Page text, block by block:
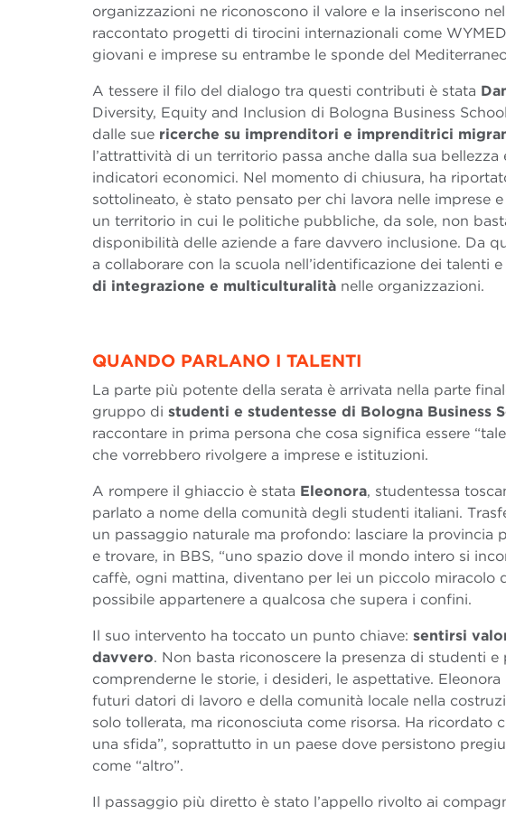
organizzazioni ne riconoscono il valore e la inseriscono
raccontato progetti di tirocini internazionali come
giovani e imprese su entrambe le sponde del
A tessere il filo del dialogo tra questi contributi è stata
Diversity, Equity and Inclusion di Bologna Business
dalle sue ricerche su imprenditori e imprenditrici
l’attrattività di un territorio passa anche dalla sua
indicatori economici. Nel momento di chiusura, ha
sottolineato, è stato pensato per chi lavora nelle imprese
un territorio in cui le politiche pubbliche, da sole, non
disponibilità delle aziende a fare davvero inclusione. Da
a collaborare con la scuola nell’identificazione dei talenti
di integrazione e multiculturalità nelle organizzazioni.
QUANDO PARLANO I TALENTI
La parte più potente della serata è arrivata nella parte
gruppo di studenti e studentesse di Bologna Business
raccontare in prima persona che cosa significa essere
che vorrebbero rivolgere a imprese e istituzioni.
A rompere il ghiaccio è stata Eleonora, studentessa
parlato a nome della comunità degli studenti italiani.
un passaggio naturale ma profondo: lasciare la provincia
e trovare, in BBS, “uno spazio dove il mondo intero si
caffè, ogni mattina, diventano per lei un piccolo miracolo
possibile appartenere a qualcosa che supera i confini.
Il suo intervento ha toccato un punto chiave: sentirsi
davvero. Non basta riconoscere la presenza di studenti
comprenderne le storie, i desideri, le aspettative.
futuri datori di lavoro e della comunità locale nella
solo tollerata, ma riconosciuta come risorsa. Ha ricordato
una sfida”, soprattutto in un paese dove persistono
come “altro”.
Il passaggio più diretto è stato l’appello rivolto ai